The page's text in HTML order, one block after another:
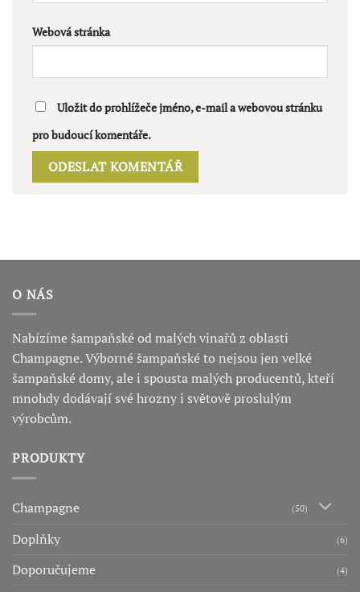
Webová stránka
Uložit do prohlížeče jméno, e-mail a webovou stránku
pro budoucí komentáře.
O NÁS
Nabízíme šampaňské od malých vinařů z oblasti
Champagne. Výborné šampaňské to nejsou jen velké
šampaňské domy, ale i spousta malých producentů, kteří
mnohdy dodávají své hrozny i světově proslulým
výrobcům.
PRODUKTY
Champagne (50)
Doplňky (6)
Doporučujeme (4)